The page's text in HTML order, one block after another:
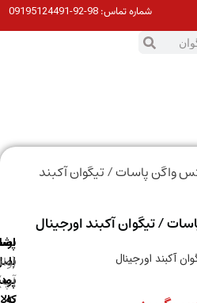
شماره تماس:98-92-09195124491
پاسات / تیگوان آکبند
آکبند اورجینال
اورجینال
اصالت
پشتیبانی
(واتس